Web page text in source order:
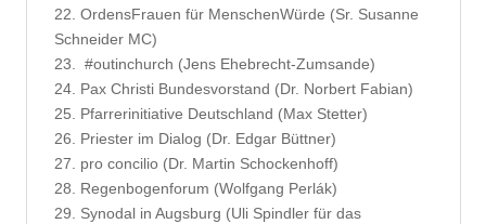
22. OrdensFrauen für MenschenWürde (Sr. Susanne
Schneider MC)
23. #outinchurch (Jens Ehebrecht-Zumsande)
24. Pax Christi Bundesvorstand (Dr. Norbert Fabian)
25. Pfarrerinitiative Deutschland (Max Stetter)
26. Priester im Dialog (Dr. Edgar Büttner)
27. pro concilio (Dr. Martin Schockenhoff)
28. Regenbogenforum (Wolfgang Perlák)
29. Synodal in Augsburg (Uli Spindler für das